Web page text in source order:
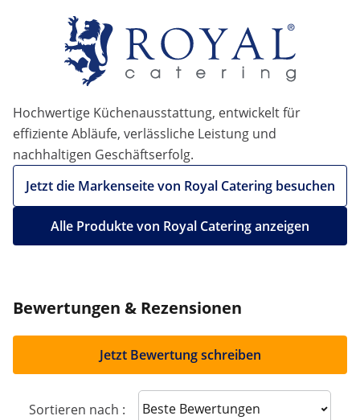
Hochwertige Küchenausstattung, entwickelt für
effiziente Abläufe, verlässliche Leistung und
nachhaltigen Geschäftserfolg.
Jetzt die Markenseite von Royal Catering besuchen
Alle Produkte von Royal Catering anzeigen
Bewertungen & Rezensionen
Jetzt Bewertung schreiben
Sortieren nach : Sort reviews